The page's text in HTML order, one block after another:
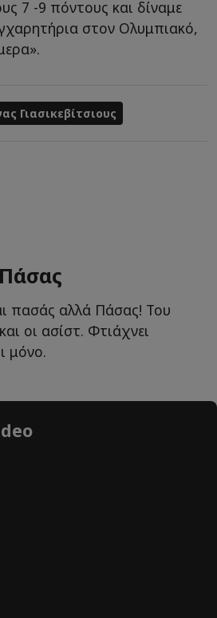
7 -9 πόντους και δίναμε
στον Ολυμπιακό,
Γιασικεβίτσιους
πασάς αλλά Πάσας! Του
οι ασίστ. Φτιάχνει
μόνο.